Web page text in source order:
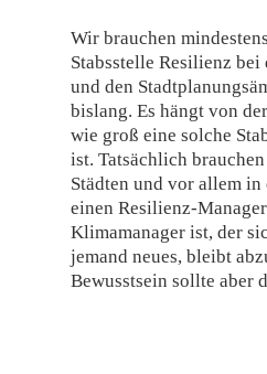
Wir brauchen
Stabsstelle Resilienz
und den
bislang. Es hängt von
wie groß eine solche
ist. Tatsächlich
Städten und vor allem
einen Resilienz-
Klimamanager ist, der
jemand neues, bleibt
Bewusstsein sollte aber